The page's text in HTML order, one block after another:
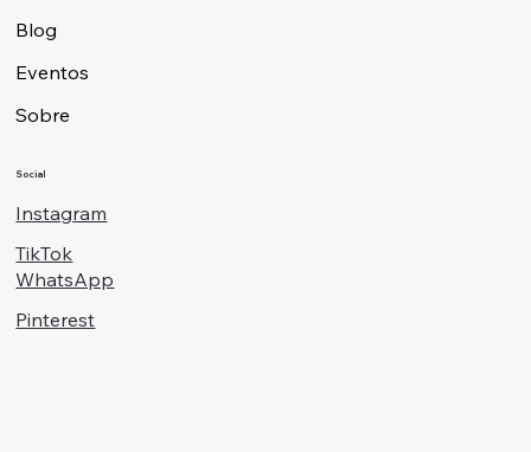
Blog
Eventos
Sobre
Social
Instagram
TikTok
WhatsApp
Pinterest